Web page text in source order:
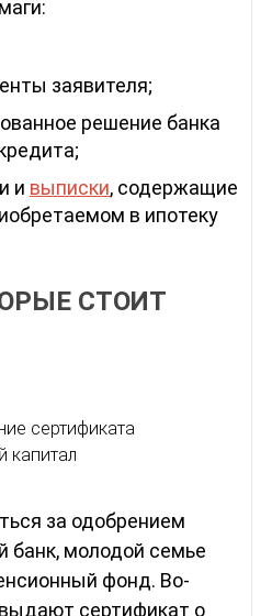
заявителя;
решение банка
и выписки, содержащие
в ипотеку
СТОИТ
сертификата
капитал
за одобрением
банк, молодой семье
фонд. Во-
сертификат о